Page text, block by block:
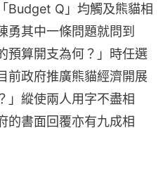
Budget Q」均觸及熊貓相
勇其中一條問題就問到
預算開支為何？」時任選
前政府推廣熊貓經濟開展
」縱使兩人用字不盡相
的書面回覆亦有九成相